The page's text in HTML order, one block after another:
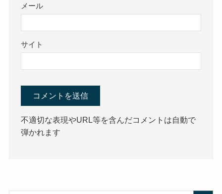
メール
サイト
不適切な表現やURL等を含んだコメントは自動で
弾かれます